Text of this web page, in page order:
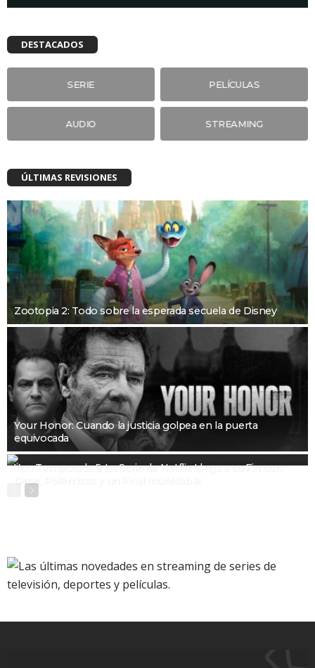
DESTACADOS
SERIE PELÍCULAS
AUDIO STREAMING
ÚLTIMAS REVISIONES
Zootopia 2: Todo sobre la esperada secuela de Disney
Your Honor: Cuando la justicia golpea en la puerta
equivocada
You Temporada 5: La Serie de Netflix Llega a su Fin con
Giros, Polémicas y un Final Inolvidable